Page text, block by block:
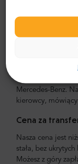
Transfer
Szukasz taniej i
lotniska? Zamów
usługę door-to-
klimatyzowanych
Mercedes-Benz.
kierowcy,
Cena za
Nasza cena jest
stała, bez
Możesz z góry